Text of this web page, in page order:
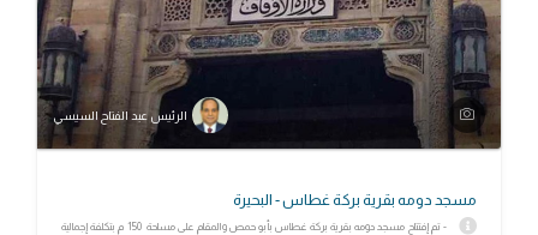
الرئيس عبد الفتاح السيسي
مسجد دومه بقرية بركة غطاس - البحيرة
- تم إفتتاح مسجد دومه بقرية بركة غطاس بأبو حمص والمقام على مساحة 150 م بتكلفة إجمالية